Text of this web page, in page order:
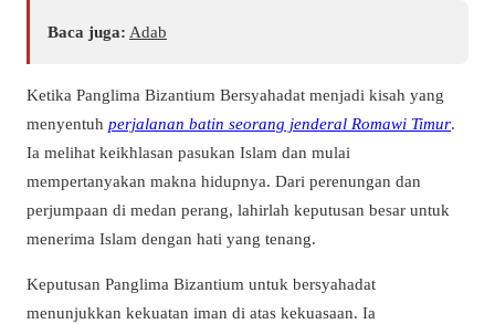
Baca juga: Adab
Ketika Panglima Bizantium Bersyahadat menjadi kisah yang
menyentuh perjalanan batin seorang jenderal Romawi Timur.
Ia melihat keikhlasan pasukan Islam dan mulai
mempertanyakan makna hidupnya. Dari perenungan dan
perjumpaan di medan perang, lahirlah keputusan besar untuk
menerima Islam dengan hati yang tenang.
Keputusan Panglima Bizantium untuk bersyahadat
menunjukkan kekuatan iman di atas kekuasaan. Ia